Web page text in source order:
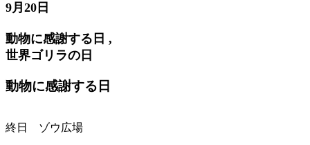
9月20日
動物に感謝する日 ,
世界ゴリラの日
動物に感謝する日
終日 ゾウ広場